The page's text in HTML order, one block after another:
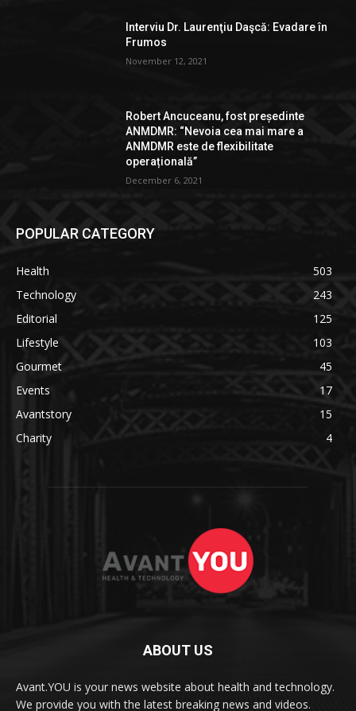
Interviu Dr. Laurenţiu Daşcă: Evadare în
Frumos
November 12, 2021
Robert Ancuceanu, fost președinte
ANMDMR: “Nevoia cea mai mare a
ANMDMR este de flexibilitate
operațională”
December 6, 2021
POPULAR CATEGORY
Health
503
Technology
243
Editorial
125
Lifestyle
103
Gourmet
45
Events
17
Avantstory
15
Charity
4
ABOUT US
Avant.YOU is your news website about health and technology.
We provide you with the latest breaking news and videos.